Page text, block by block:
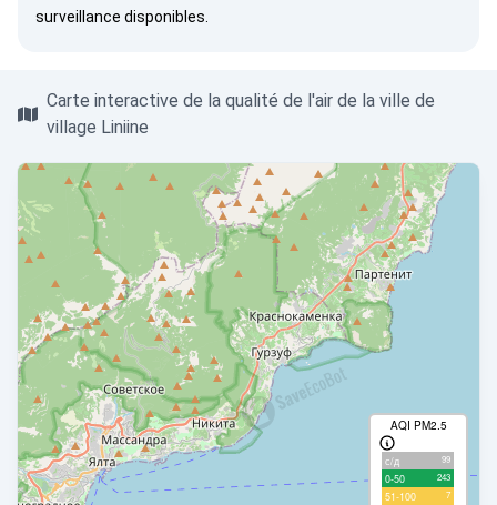
surveillance disponibles.
Carte interactive de la qualité de l'air de la ville de
village Liniine
AQI PM2.5
с/д 99
0-50 243
51-100 7